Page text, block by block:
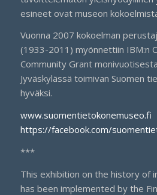
esineet ovat museon
Vuonna 2007 kokoelman
(1933-2011) myönnettiin IBM:n
Community Grant
Jyväskylässä toimivan Suomen
hyväksi.
www.suomentietokonemuseo.fi
https://facebook.com/
***
This exhibition on the history of
has been implemented by the